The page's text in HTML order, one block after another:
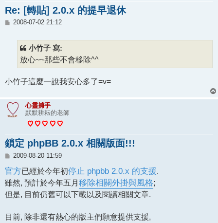
Re: [轉貼] 2.0.x 的提早退休
文
2008-07-02 21:12
小竹子 寫:
放心~~那些不會移除^^
小竹子這麼一說我安心多了=v=
心靈捕手
默默耕耘的老師
鎖定 phpBB 2.0.x 相關版面!!!
文
2009-08-20 11:59
官方已經於今年初停止 phpbb 2.0.x 的支援.
雖然, 預計於今年五月 移除相關外掛與風格;
但是, 目前仍舊可以下載以及閱讀相關文章.
目前, 除非還有熱心的版主們願意提供支援,